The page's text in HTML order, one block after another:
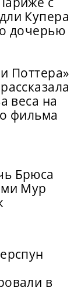
Купера
дочерью
Поттера»
веса на
фильма
Брюса
Мур
в